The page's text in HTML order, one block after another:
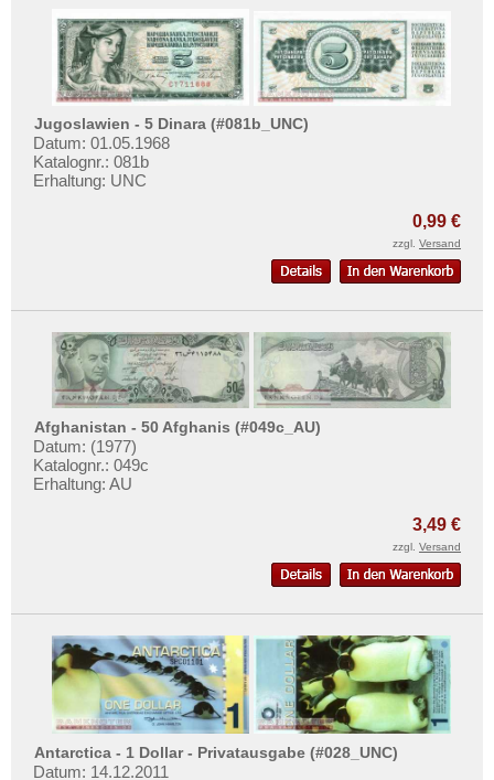
Jugoslawien - 5 Dinara (#081b_UNC)
Datum: 01.05.1968
Katalognr.: 081b
Erhaltung: UNC
0,99 €
zzgl. Versand
Afghanistan - 50 Afghanis (#049c_AU)
Datum: (1977)
Katalognr.: 049c
Erhaltung: AU
3,49 €
zzgl. Versand
Antarctica - 1 Dollar - Privatausgabe (#028_UNC)
Datum: 14.12.2011